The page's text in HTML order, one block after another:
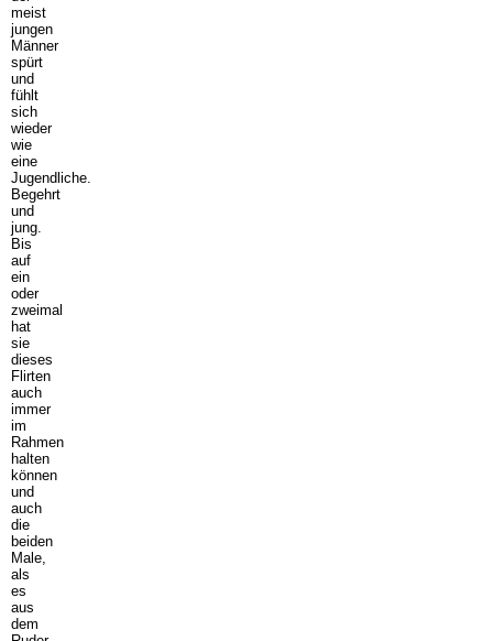
meist
jungen
Männer
spürt
und
fühlt
sich
wieder
wie
eine
Jugendliche.
Begehrt
und
jung.
Bis
auf
ein
oder
zweimal
hat
sie
dieses
Flirten
auch
immer
im
Rahmen
halten
können
und
auch
die
beiden
Male,
als
es
aus
dem